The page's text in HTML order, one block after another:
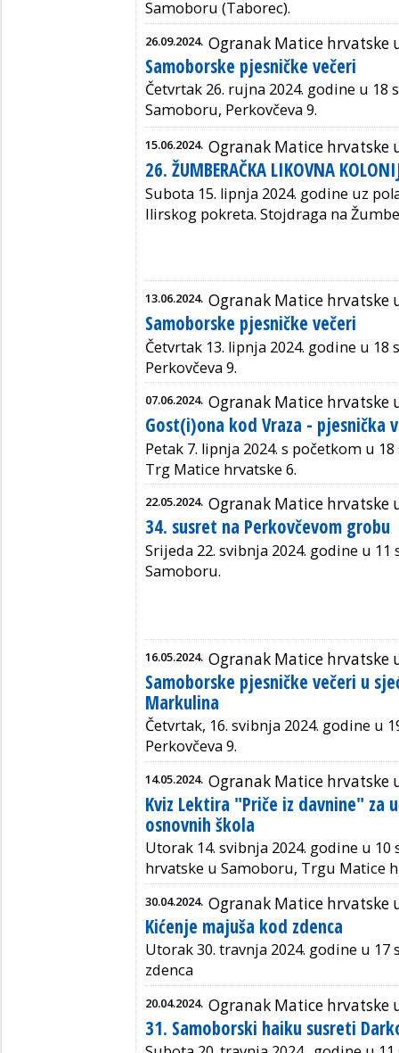
Samoboru (Taborec).
26.09.2024. Ogranak Matice hrvatske
Samoborske pjesničke večeri
Četvrtak 26. rujna 2024. godine u 18
Samoboru, Perkovčeva 9.
15.06.2024. Ogranak Matice hrvatske
26. ŽUMBERAČKA LIKOVNA
Subota 15. lipnja 2024. godine uz
Ilirskog pokreta. Stojdraga na
13.06.2024. Ogranak Matice hrvatske
Samoborske pjesničke večeri
Četvrtak 13. lipnja 2024. godine u
Perkovčeva 9.
07.06.2024. Ogranak Matice hrvatske
Gost(i)ona kod Vraza - pjesnička
Petak 7. lipnja 2024. s početkom u
Trg Matice hrvatske 6.
22.05.2024. Ogranak Matice hrvatske
34. susret na Perkovčevom grobu
Srijeda 22. svibnja 2024. godine u 11
Samoboru.
16.05.2024. Ogranak Matice hrvatske
Samoborske pjesničke večeri u
Markulina
Četvrtak, 16. svibnja 2024. godine u
Perkovčeva 9.
14.05.2024. Ogranak Matice hrvatske
Kviz Lektira "Priče iz davnine" za
osnovnih škola
Utorak 14. svibnja 2024. godine u
hrvatske u Samoboru, Trgu Matice
30.04.2024. Ogranak Matice hrvatske
Kićenje majuša kod zdenca
Utorak 30. travnja 2024. godine u
zdenca
20.04.2024. Ogranak Matice hrvatske
31. Samoborski haiku susreti